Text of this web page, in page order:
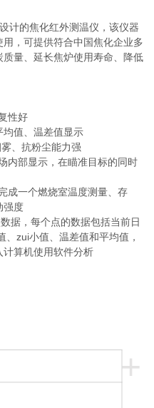
计的焦化红外测温仪，该仪器
，可提供符合中国焦化企业多
量、延长焦炉使用寿命、降低
性好
值、温差值显示
、抗粉尘能力强
部显示，在瞄准目标的同时
一个燃烧室温度测量、存
强度
据，每个点的数据包括当前日
zui小值、温差值和平均值，
算机使用软件分析
+